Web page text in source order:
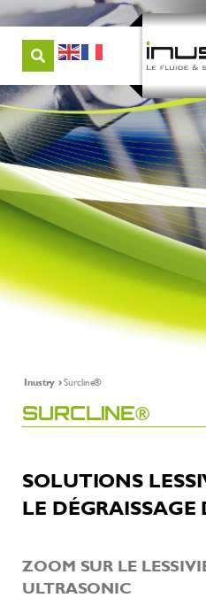
Inustry Surcline®
SURCLINE®
SOLUTIONS
LE DÉGRAISSAGE
ZOOM SUR LE
ULTRASONIC